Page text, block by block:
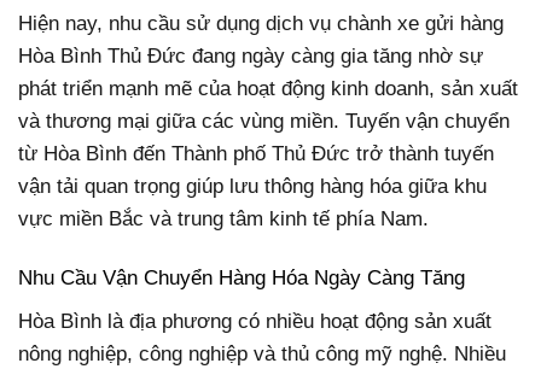
Hiện nay, nhu cầu sử dụng dịch vụ chành xe gửi hàng
Hòa Bình Thủ Đức đang ngày càng gia tăng nhờ sự
phát triển mạnh mẽ của hoạt động kinh doanh, sản xuất
và thương mại giữa các vùng miền. Tuyến vận chuyển
từ Hòa Bình đến Thành phố Thủ Đức trở thành tuyến
vận tải quan trọng giúp lưu thông hàng hóa giữa khu
vực miền Bắc và trung tâm kinh tế phía Nam.
Nhu Cầu Vận Chuyển Hàng Hóa Ngày Càng Tăng
Hòa Bình là địa phương có nhiều hoạt động sản xuất
nông nghiệp, công nghiệp và thủ công mỹ nghệ. Nhiều